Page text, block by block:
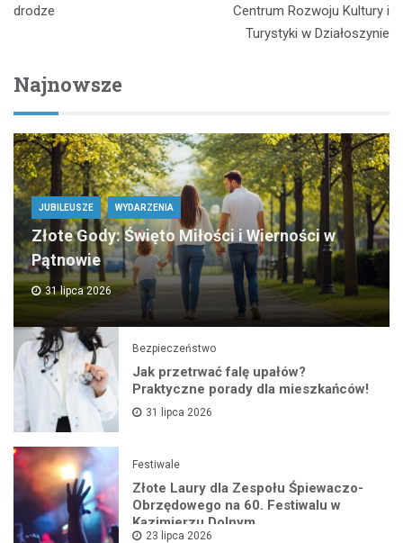
drodze
Centrum Rozwoju Kultury i
Turystyki w Działoszynie
Najnowsze
JUBILEUSZE WYDARZENIA
Złote Gody: Święto Miłości i Wierności w
Pątnowie
31 lipca 2026
Bezpieczeństwo
Jak przetrwać falę upałów?
Praktyczne porady dla mieszkańców!
31 lipca 2026
Festiwale
Złote Laury dla Zespołu Śpiewaczo-
Obrzędowego na 60. Festiwalu w
Kazimierzu Dolnym
23 lipca 2026